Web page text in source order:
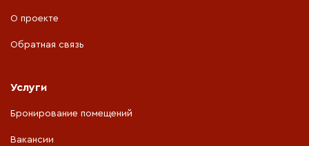
О проекте
Обратная связь
Услуги
Бронирование помещений
Вакансии